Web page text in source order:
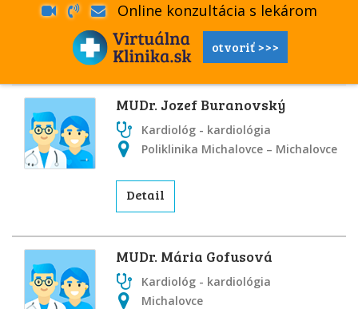
Online konzultácia s lekárom
otvoriť >>>
MUDr. Jozef Buranovský
Kardiológ - kardiológia
Poliklinika Michalovce – Michalovce
Detail
MUDr. Mária Gofusová
Kardiológ - kardiológia
Michalovce